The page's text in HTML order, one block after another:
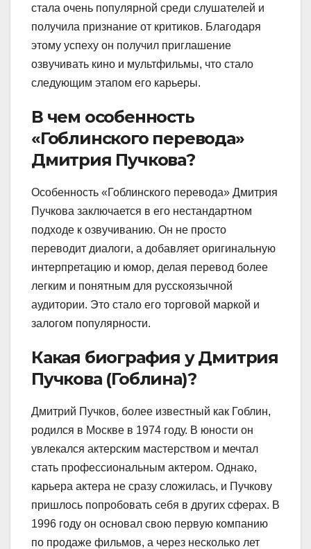
стала очень популярной среди слушателей и
получила признание от критиков. Благодаря
этому успеху он получил приглашение
озвучивать кино и мультфильмы, что стало
следующим этапом его карьеры.
В чем особенность
«Гоблинского перевода»
Дмитрия Пучкова?
Особенность «Гоблинского перевода» Дмитрия
Пучкова заключается в его нестандартном
подходе к озвучиванию. Он не просто
переводит диалоги, а добавляет оригинальную
интерпретацию и юмор, делая перевод более
легким и понятным для русскоязычной
аудитории. Это стало его торговой маркой и
залогом популярности.
Какая биография у Дмитрия
Пучкова (Гоблина)?
Дмитрий Пучков, более известный как Гоблин,
родился в Москве в 1974 году. В юности он
увлекался актерским мастерством и мечтал
стать профессиональным актером. Однако,
карьера актера не сразу сложилась, и Пучкову
пришлось попробовать себя в других сферах. В
1996 году он основал свою первую компанию
по продаже фильмов, а через несколько лет